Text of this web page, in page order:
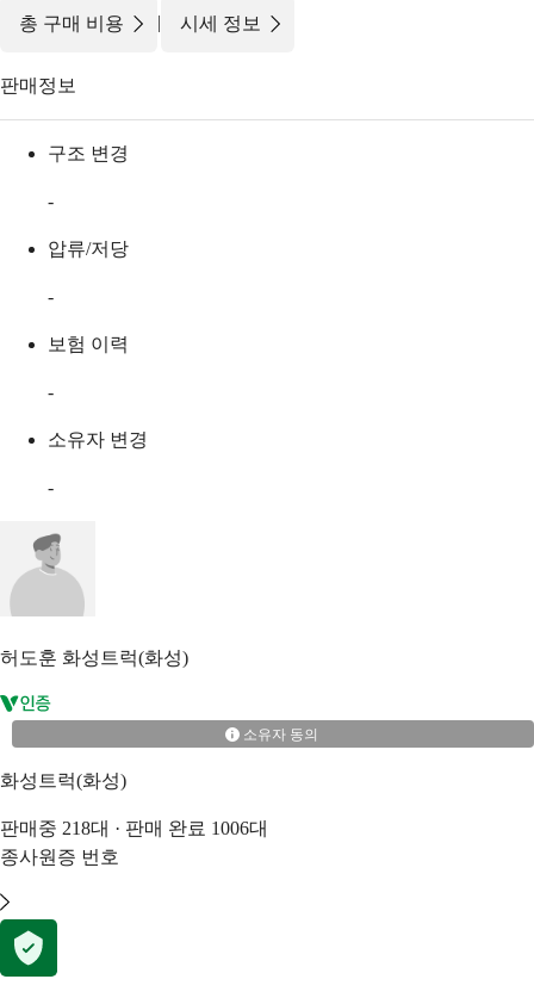
총 구매 비용 | 시세 정보
판매정보
구조 변경
-
압류/저당
-
보험 이력
-
소유자 변경
-
허도훈 화성트럭(화성)
소유자 동의
화성트럭(화성)
판매중 218대 · 판매 완료 1006대
종사원증 번호